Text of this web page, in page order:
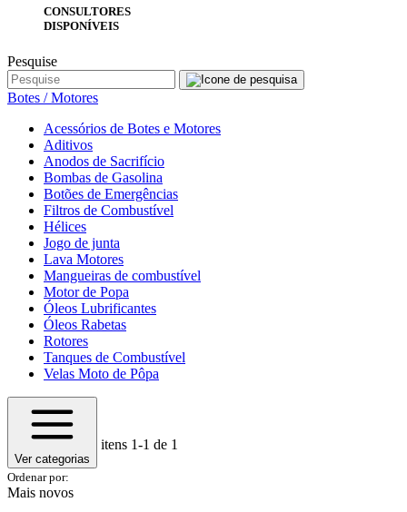
CONSULTORES
DISPONÍVEIS
Pesquise
Botes / Motores
Acessórios de Botes e Motores
Aditivos
Anodos de Sacrifício
Bombas de Gasolina
Botões de Emergências
Filtros de Combustível
Hélices
Jogo de junta
Lava Motores
Mangueiras de combustível
Motor de Popa
Óleos Lubrificantes
Óleos Rabetas
Rotores
Tanques de Combustível
Velas Moto de Pôpa
Ver categorias
itens 1-1 de 1
Ordenar por:
Mais novos